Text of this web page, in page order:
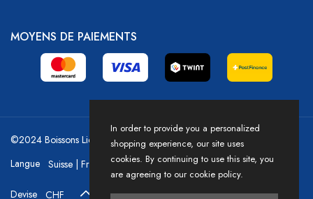
MOYENS DE PAIEMENTS
©2024 Boissons Liechti - GoDrink Group / Powered by HICASS
Langue
Devise
In order to provide you a personalized
shopping experience, our site uses
cookies. By continuing to use this site, you
are agreeing to our cookie policy.